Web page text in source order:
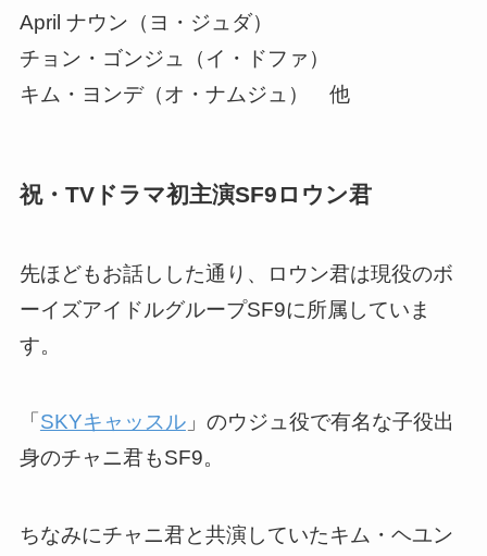
April ナウン（ヨ・ジュダ）
チョン・ゴンジュ（イ・ドファ）
キム・ヨンデ（オ・ナムジュ） 他
祝・TVドラマ初主演SF9ロウン君
先ほどもお話しした通り、
ロウン君は現役のボ
ーイズアイドルグループSF9に所属 していま
す。
「 SKYキャッスル」のウジュ役で有名な子役出
身のチャニ君もSF9。
ちなみにチャニ君と共演していたキム・ヘユン